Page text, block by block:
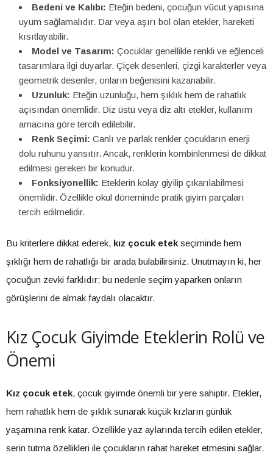
Bedeni ve Kalıbı: Eteğin bedeni, çocuğun vücut yapısına
uyum sağlamalıdır. Dar veya aşırı bol olan etekler, hareketi
kısıtlayabilir.
Model ve Tasarım: Çocuklar genellikle renkli ve eğlenceli
tasarımlara ilgi duyarlar. Çiçek desenleri, çizgi karakterler veya
geometrik desenler, onların beğenisini kazanabilir.
Uzunluk: Eteğin uzunluğu, hem şıklık hem de rahatlık
açısından önemlidir. Diz üstü veya diz altı etekler, kullanım
amacına göre tercih edilebilir.
Renk Seçimi: Canlı ve parlak renkler çocukların enerji
dolu ruhunu yansıtır. Ancak, renklerin kombinlenmesi de dikkat
edilmesi gereken bir konudur.
Fonksiyonellik: Eteklerin kolay giyilip çıkarılabilmesi
önemlidir. Özellikle okul döneminde pratik giyim parçaları
tercih edilmelidir.
Bu kriterlere dikkat ederek, kız çocuk etek seçiminde hem
şıklığı hem de rahatlığı bir arada bulabilirsiniz. Unutmayın ki, her
çocuğun zevki farklıdır; bu nedenle seçim yaparken onların
görüşlerini de almak faydalı olacaktır.
Kız Çocuk Giyimde Eteklerin Rolü ve
Önemi
Kız çocuk etek, çocuk giyimde önemli bir yere sahiptir. Etekler,
hem rahatlık hem de şıklık sunarak küçük kızların günlük
yaşamına renk katar. Özellikle yaz aylarında tercih edilen etekler,
serin tutma özellikleri ile çocukların rahat hareket etmesini sağlar.